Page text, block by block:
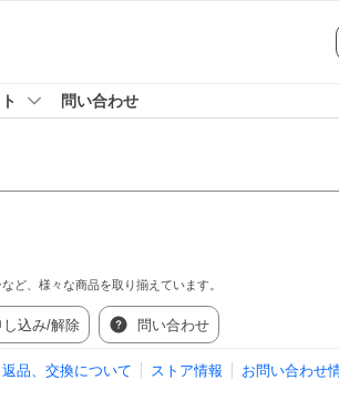
問い合わせ
ど、様々な商品を取り揃えています。
し込み/解除 問い合わせ
品、交換について ストア情報 お問い合わせ